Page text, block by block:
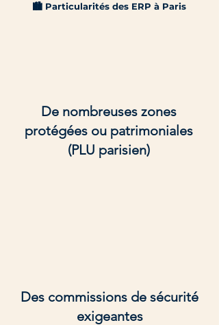
🏙️ Particularités des ERP à Paris
De nombreuses zones
protégées ou patrimoniales
(PLU parisien)
Des commissions de sécurité
exigeantes